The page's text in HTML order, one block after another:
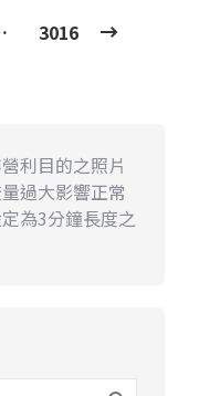
3016
利目的之照片
過大影響正常
為3分鐘長度之